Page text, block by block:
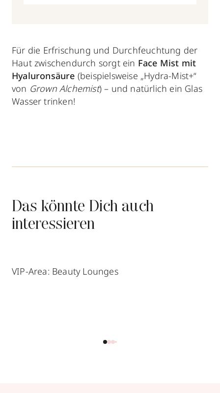
Für die Erfrischung und Durchfeuchtung der
Haut zwischendurch sorgt ein Face Mist mit
Hyaluronsäure (beispielsweise „Hydra-Mist+“
von Grown Alchemist) – und natürlich ein Glas
Wasser trinken!
Das könnte Dich auch
interessieren
VIP-Area: Beauty Lounges